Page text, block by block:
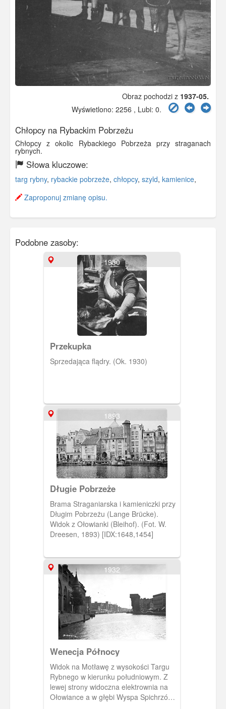
Obraz pochodzi z 1937-05.
Wyświetlono: 2256 , Lubi: 0.
Chłopcy na Rybackim Pobrzeżu
Chłopcy z okolic Rybackiego Pobrzeża przy straganach
rybnych.
Słowa kluczowe:
targ rybny, rybackie pobrzeże, chłopcy, szyld, kamienice,
Zaproponuj zmianę opisu.
Podobne zasoby:
1930
Przekupka
Sprzedająca flądry. (Ok. 1930)
1893
Długie Pobrzeże
Brama Straganiarska i kamieniczki przy
Długim Pobrzeżu (Lange Brücke).
Widok z Ołowianki (Bleihof). (Fot. W.
Dreesen, 1893) [IDX:1648,1454]
1932
Wenecja Północy
Widok na Motławę z wysokości Targu
Rybnego w kierunku południowym. Z
lewej strony widoczna elektrownia na
Ołowiance a w głębi Wyspa Spichrzów,